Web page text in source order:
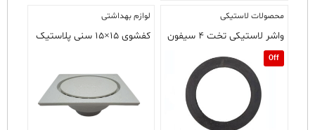
محصولات لاستیکی
واشر لاستیکی تخت ۴ سیفون
Off
لوازم بهداشتی
کفشوی ۱۵×۱۵ سنی پلاستیک